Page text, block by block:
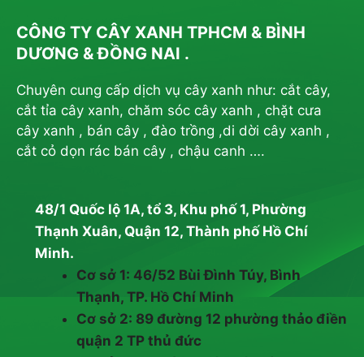
CÔNG TY CÂY XANH TPHCM & BÌNH
DƯƠNG & ĐỒNG NAI .
Chuyên cung cấp dịch vụ cây xanh như: cắt cây,
cắt tỉa cây xanh, chăm sóc cây xanh , chặt cưa
cây xanh , bán cây , đào trồng ,di dời cây xanh ,
cắt cỏ dọn rác bán cây , chậu canh ….
48/1 Quốc lộ 1A, tổ 3, Khu phố 1, Phường
Thạnh Xuân, Quận 12, Thành phố Hồ Chí
Minh.
Cơ sở 1: 46/52 Bùi Đình Túy, Bình
Thạnh, TP. Hồ Chí Minh
Cơ sở 2: 89 đường 12 phường thảo điền
quận 2 TP thủ đức